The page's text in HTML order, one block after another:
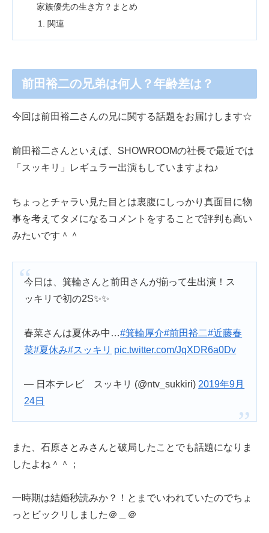
家族優先の生き方？まとめ
関連
前田裕二の兄弟は何人？年齢差は？
今回は前田裕二さんの兄に関する話題をお届けします☆
前田裕二さんといえば、SHOWROOMの社長で最近では
「スッキリ」レギュラー出演もしていますよね♪
ちょっとチャラい見た目とは裏腹にしっかり真面目に物
事を考えてタメになるコメントをすることで評判も高い
みたいです＾＾
今日は、箕輪さんと前田さんが揃って生出演！ス
ッキリで初の2S✨✨
春菜さんは夏休み中…#箕輪厚介#前田裕二#近藤春
菜#夏休み#スッキリ pic.twitter.com/JqXDR6a0Dv
— 日本テレビ スッキリ (@ntv_sukkiri) 2019年9月
24日
また、石原さとみさんと破局したことでも話題になりま
したよね＾＾；
一時期は結婚秒読みか？！とまでいわれていたのでちょ
っとビックリしました＠＿＠